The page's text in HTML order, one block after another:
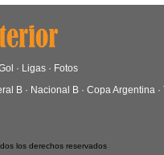
· Ligas · Fotos
B · Nacional B · Copa Argentina ·
los derechos reservados